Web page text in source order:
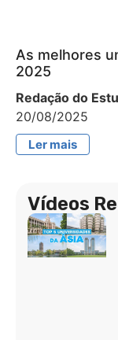
As melhores
2025
Redação do
20/08/2025
Ler mais
Vídeos